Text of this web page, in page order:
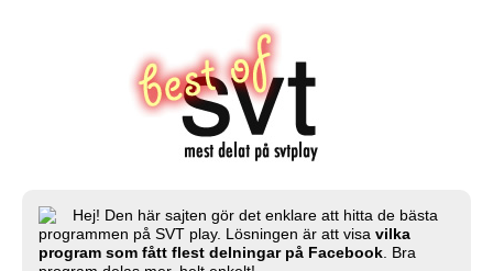
Hej! Den här sajten gör det enklare att hitta de bästa
programmen på SVT play. Lösningen är att visa vilka
program som fått flest delningar på Facebook . Bra